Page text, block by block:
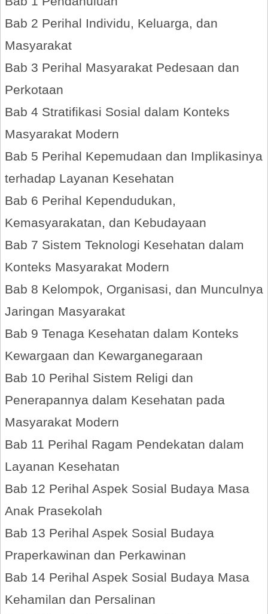
Bab 2 Perihal Individu, Keluarga, dan
Masyarakat
Bab 3 Perihal Masyarakat Pedesaan dan
Perkotaan
Bab 4 Stratifikasi Sosial dalam Konteks
Masyarakat Modern
Bab 5 Perihal Kepemudaan dan Implikasinya
terhadap Layanan Kesehatan
Bab 6 Perihal Kependudukan,
Kemasyarakatan, dan Kebudayaan
Bab 7 Sistem Teknologi Kesehatan dalam
Konteks Masyarakat Modern
Bab 8 Kelompok, Organisasi, dan Munculnya
Jaringan Masyarakat
Bab 9 Tenaga Kesehatan dalam Konteks
Kewargaan dan Kewarganegaraan
Bab 10 Perihal Sistem Religi dan
Penerapannya dalam Kesehatan pada
Masyarakat Modern
Bab 11 Perihal Ragam Pendekatan dalam
Layanan Kesehatan
Bab 12 Perihal Aspek Sosial Budaya Masa
Anak Prasekolah
Bab 13 Perihal Aspek Sosial Budaya
Praperkawinan dan Perkawinan
Bab 14 Perihal Aspek Sosial Budaya Masa
Kehamilan dan Persalinan